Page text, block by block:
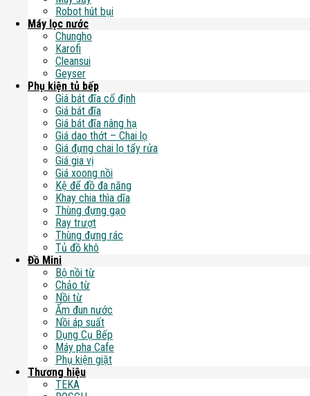
Robot hút bụi
Máy lọc nước
Chungho
Karofi
Cleansui
Geyser
Phụ kiện tủ bếp
Giá bát đĩa cố định
Giá bát đĩa
Giá bát đĩa nâng hạ
Giá dao thớt – Chai lọ
Giá đựng chai lọ tẩy rửa
Giá gia vị
Giá xoong nồi
Kệ để đồ đa năng
Khay chia thìa dĩa
Thùng đựng gạo
Ray trượt
Thùng đựng rác
Tủ đồ khô
Đồ Mini
Bộ nồi từ
Chảo từ
Nồi từ
Ấm đun nước
Nồi áp suất
Dụng Cụ Bếp
Máy pha Cafe
Phụ kiện giặt
Thương hiệu
TEKA